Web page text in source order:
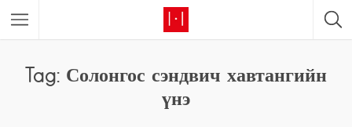
Tag: Солонгос сэндвич хавтангийн
үнэ